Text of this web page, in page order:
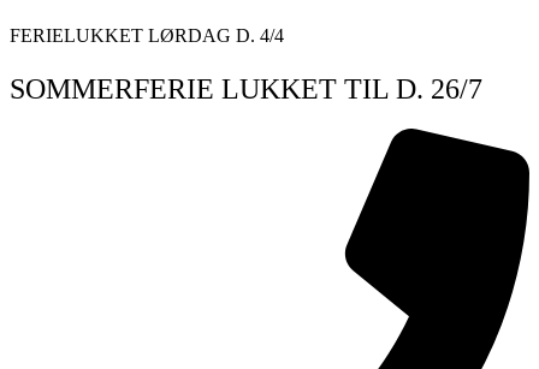
Videre
indhold
FERIELUKKET LØRDAG D. 4/4
SOMMERFERIE LUKKET TIL D. 26/7